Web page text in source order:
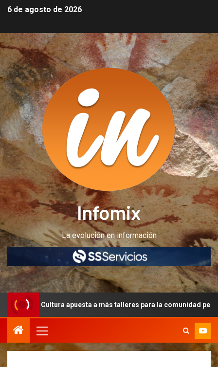
6 de agosto de 2026
Infomix
La evolución en información
a más talleres para la comunidad peritense Ante